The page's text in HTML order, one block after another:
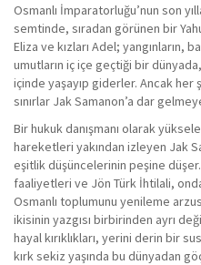
Osmanlı İmparatorluğu’nun son
semtinde, sıradan görünen bir
Eliza ve kızları Adel; yangınların,
umutların iç içe geçtiği bir
içinde yaşayıp giderler. Ancak
sınırlar Jak Samanon’a dar
Bir hukuk danışmanı olarak
hareketleri yakından izleyen Jak
eşitlik düşüncelerinin peşine
faaliyetleri ve Jön Türk İhtilali,
Osmanlı toplumunu yenileme
ikisinin yazgısı birbirinden ayrı
hayal kırıklıkları, yerini derin bir
kırk sekiz yaşında bu dünyadan